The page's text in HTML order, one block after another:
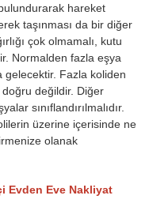
hareket
taşınması da bir diğer
çok olmamalı, kutu
Normalden fazla eşya
gelecektir. Fazla koliden
doğru değildir. Diğer
sınıflandırılmalıdır.
üzerine içerisinde ne
olanak
Evden Eve Nakliyat